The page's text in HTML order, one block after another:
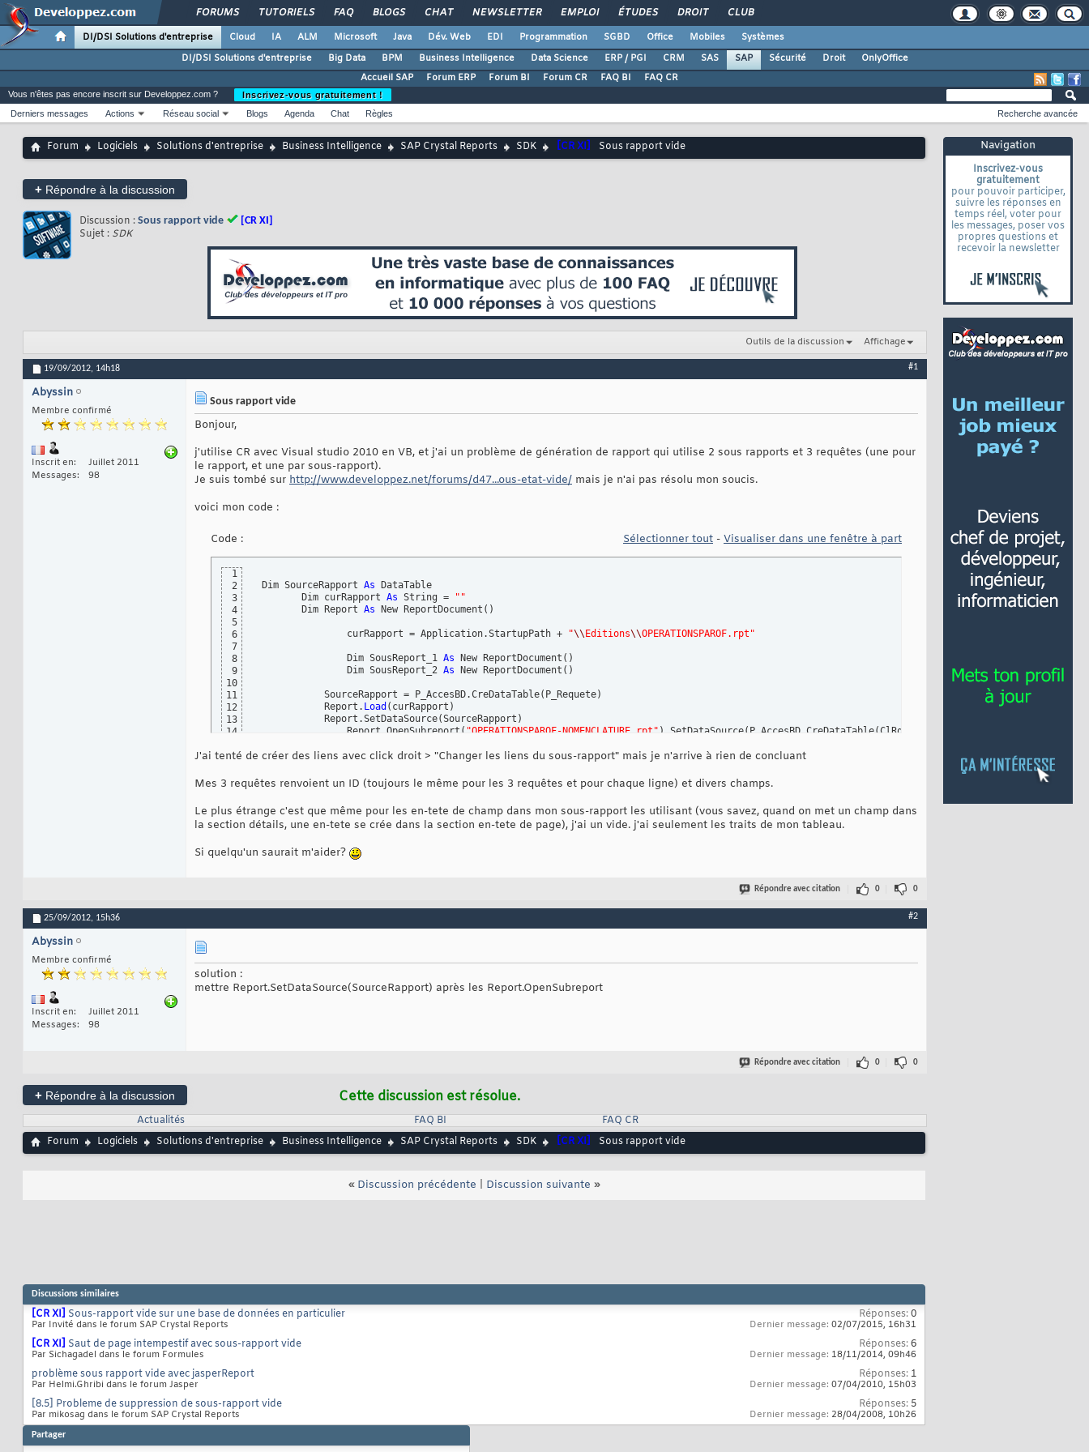
FORUMS TUTORIELS FAQ BLOGS CHAT NEWSLETTER EMPLOI ÉTUDES DROIT CLUB
DI/DSI Solutions d'entreprise Cloud IA ALM Microsoft Java Dév. Web EDI Programmation SGBD Office Mobiles
Systèmes
DI/DSI Solutions d'entreprise
Big Data BPM Business Intelligence Data Science ERP / PGI CRM SAS SAP Sécurité Droit
OnlyOffice
Accueil SAP
Forum ERP Forum BI Forum CR FAQ BI FAQ CR
Navigation
Inscrivez-vous
gratuitement
pour pouvoir participer,
suivre les réponses en
temps réel, voter pour
les messages, poser vos
propres questions et
recevoir la newsletter
Vous n'êtes pas encore inscrit sur Developpez.com ?
Inscrivez-vous gratuitement !
Derniers messages
Actions Réseau social Blogs Agenda Chat Règles Recherche avancée
Forum Logiciels Solutions d'entreprise Business Intelligence SAP Crystal Reports SDK [CR XI] Sous rapport vide
+ Répondre à la discussion
Discussion : Sous rapport vide [CR XI]
Sujet : SDK
Outils de la discussion Affichage
19/09/2012, 14h18 #1
Abyssin
Membre confirmé
Inscrit en
Juillet 2011
Messages
98
Sous rapport vide
Bonjour,
j'utilise CR avec Visual studio 2010 en VB, et j'ai un problème de génération de rapport qui utilise 2 sous rapports et 3 requêtes (une pour
le rapport, et une par sous-rapport).
Je suis tombé sur http://www.developpez.net/forums/d47...ous-etat-vide/ mais je n'ai pas résolu mon soucis.
voici mon code :
Code : Sélectionner tout - Visualiser dans une fenêtre à part
1
2
3
4
5
6
7
8
9
10
11
12
13
14
Dim SourceRapport As DataTable
        Dim curRapport
As String =
""
        Dim Report
As New ReportDocument ( )
                curRapport = Application.StartupPath +
"\\ Editions\\OPERATIONSPAROF.rpt"
                Dim SousReport_1
As New ReportDocument ( )
                Dim SousReport_2
As New ReportDocument ( )
            SourceRapport = P_AccesBD.CreDataTable
( P_Requete)
            Report.
Load ( curRapport )
            Report.SetDataSource
(SourceRapport )
                Report.OpenSubreport
( "OPERATIONSPAROF-NOMENCLATURE.rpt" ) .SetDataSource( P_AccesBD.CreDataTable(
J'ai tenté de créer des liens avec click droit > "Changer les liens du sous-rapport" mais je n'arrive à rien de concluant
Mes 3 requêtes renvoient un ID (toujours le même pour les 3 requêtes et pour chaque ligne) et divers champs.
Le plus étrange c'est que même pour les en-tete de champ dans mon sous-rapport les utilisant (vous savez, quand on met un champ dans
la section détails, une en-tete se crée dans la section en-tete de page), j'ai un vide. j'ai seulement les traits de mon tableau.
Si quelqu'un saurait m'aider?
Répondre avec citation 0 0
25/09/2012, 15h36 #2
Abyssin
Membre confirmé
Inscrit en
Juillet 2011
Messages
98
solution :
mettre Report.SetDataSource(SourceRapport) après les Report.OpenSubreport
Répondre avec citation 0 0
+ Répondre à la discussion Cette discussion est résolue.
Actualités FAQ BI
FAQ CR
Forum
Logiciels Solutions d'entreprise Business Intelligence SAP Crystal Reports SDK [CR XI] Sous rapport vide
« Discussion précédente Discussion suivante »
Discussions similaires
[CR XI] Sous-rapport vide sur une base de données en particulier
Par Invité dans le forum SAP Crystal Reports
Réponses:0
Dernier message: 02/07/2015, 16h31
[CR XI] Saut de page intempestif avec sous-rapport vide
Par Sichagadel dans le forum Formules
Réponses:6
Dernier message: 18/11/2014, 09h46
problème sous rapport vide avec jasperReport
Par Helmi.Ghribi dans le forum Jasper
Réponses: 1
Dernier message: 07/04/2010, 15h03
[8.5] Probleme de suppression de sous-rapport vide
Par mikosag dans le forum SAP Crystal Reports
Réponses: 5
Dernier message: 28/04/2008, 10h26
Partager